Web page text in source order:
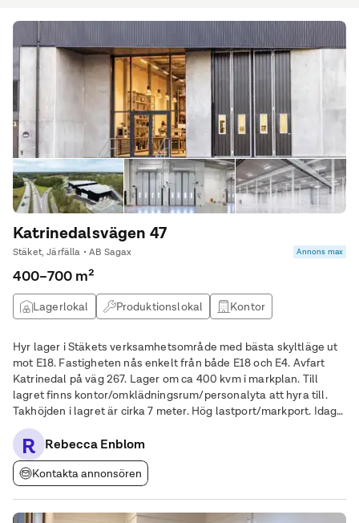
Katrinedalsvägen 47
Stäket, Järfälla • AB Sagax Annons max
400–700 m²
Lagerlokal Produktionslokal
Kontor
Hyr lager i Stäkets verksamhetsområde med bästa skyltläge ut
mot E18. Fastigheten nås enkelt från både E18 och E4. Avfart
Katrinedal på väg 267. Lager om ca 400 kvm i markplan. Till
lagret finns kontor/omklädningsrum/personalyta att hyra till.
Takhöjden i lagret är cirka 7 meter. Hög lastport/markport. Idag
hyr Sandvik ca två tredjedelar av fastigheten. Fastigheten är
nybyggd och
R Rebecca Enblom
Kontakta annonsören